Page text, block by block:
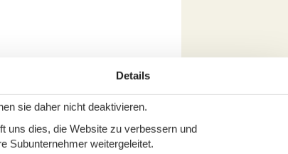
Details
sie daher nicht deaktivieren.
uns dies, die Website zu verbessern und
Subunternehmer weitergeleitet.